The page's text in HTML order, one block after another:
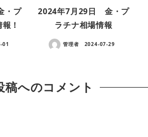
・プ
！
01
2024年7月29日 金・プ
ラチナ相場情報
管理者 2024-07-29
稿へのコメント